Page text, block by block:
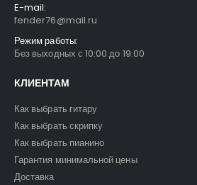
E-mail:
fender76@mail.ru
Режим работы:
Без выходных с 10:00 до 19:00
КЛИЕНТАМ
Как выбрать гитару
Как выбрать скрипку
Как выбрать пианино
Гарантия минимальной цены
Доставка